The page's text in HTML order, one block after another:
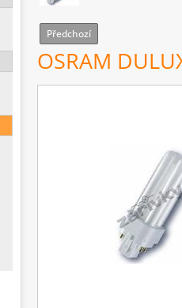
Předchozí
OSRAM